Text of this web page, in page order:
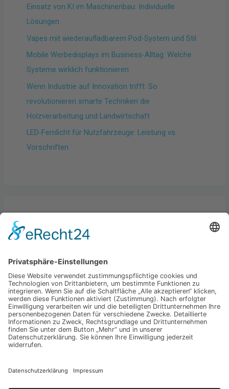
Einsatz von KI im Maschinenbau: Individuelle
Lösungen
Vapes mit wiederaufladbarem Pod-System und Stil
Mobile Werbedisplays im Business-Alltag: Welche
Systeme wirklich funktionieren
Wenn Industrie auf Innovation trifft: So
revolutionieren smarte Techniken die
Holzverarbeitung und Landwirtschaft
LED-Fernlicht für Nutzfahrzeuge: Leistung vs.
Vorschriften
Kategorien
Best practices
Business
Hardware & Gadgets
Startups & Economy
Technologie